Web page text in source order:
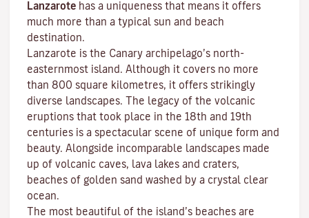
Lanzarote has a uniqueness that means it offers
much more than a typical sun and beach
destination.
Lanzarote is the Canary archipelago’s north-
easternmost island. Although it covers no more
than 800 square kilometres, it offers strikingly
diverse landscapes. The legacy of the volcanic
eruptions that took place in the 18th and 19th
centuries is a spectacular scene of unique form and
beauty. Alongside incomparable landscapes made
up of volcanic caves, lava lakes and craters,
beaches of golden sand washed by a crystal clear
ocean.
The most beautiful of the island’s beaches are